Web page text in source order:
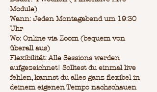
Module)
Wann: Jeden Montagabend um 19:30
Uhr
Wo: Online via Zoom (bequem von
überall aus)
Flexibilität: Alle Sessions werden
aufgezeichnet! Solltest du einmal live
fehlen, kannst du alles ganz flexibel in
deinem eigenen Tempo nachschauen